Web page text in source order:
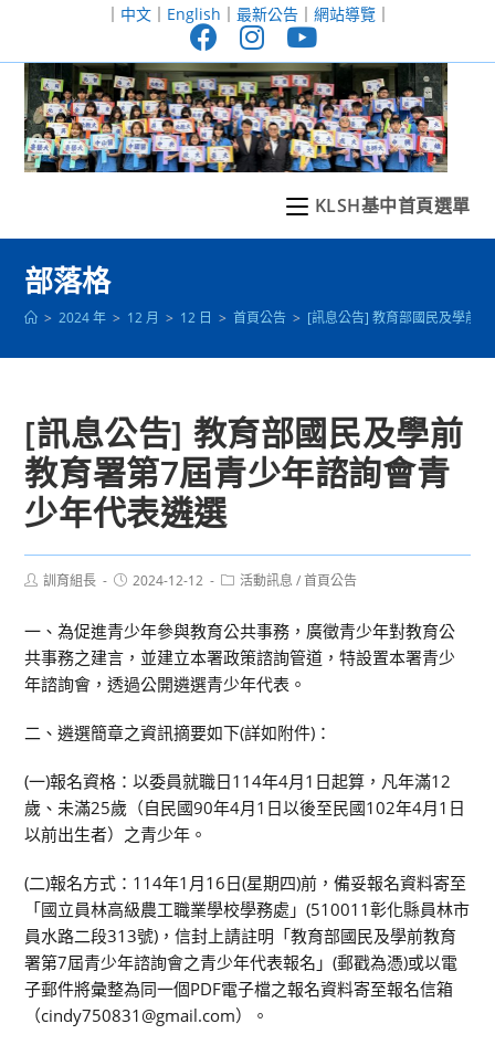
至
｜ 中文｜ English ｜ 最新公告｜ 網站導覽｜
KLSH基中首頁選單
部落格
> 2024 年 > 12 月 > 12 日 > 首頁公告 > [訊息公告] 教育部國民及學前
[訊息公告] 教育部國民及學前
教育署第7屆青少年諮詢會青
少年代表遴選
Post訓育組長
Post2024-12-12
Post活動訊息 / 首頁公告
一、為促進青少年參與教育公共事務，廣徵青少年對教育公
共事務之建言，並建立本署政策諮詢管道，特設置本署青少
年諮詢會，透過公開遴選青少年代表。
二、遴選簡章之資訊摘要如下(詳如附件)：
(一)報名資格：以委員就職日114年4月1日起算，凡年滿12
歲、未滿25歲（自民國90年4月1日以後至民國102年4月1日
以前出生者）之青少年。
(二)報名方式：114年1月16日(星期四)前，備妥報名資料寄至
「國立員林高級農工職業學校學務處」(510011彰化縣員林市
員水路二段313號)，信封上請註明「教育部國民及學前教育
署第7屆青少年諮詢會之青少年代表報名」(郵戳為憑)或以電
子郵件將彙整為同一個PDF電子檔之報名資料寄至報名信箱
（cindy750831@gmail.com）。